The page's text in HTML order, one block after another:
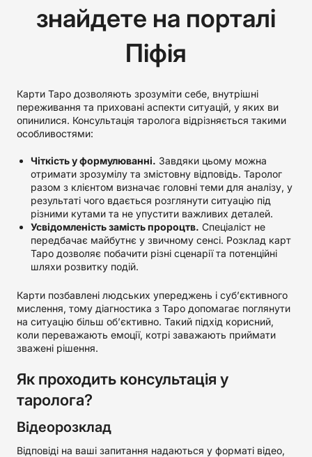
знайдете на порталі
Піфія
Карти Таро дозволяють зрозуміти себе, внутрішні
переживання та приховані аспекти ситуацій, у яких ви
опинилися. Консультація таролога відрізняється такими
особливостями:
Чіткість у формулюванні. Завдяки цьому можна
отримати зрозумілу та змістовну відповідь. Таролог
разом з клієнтом визначає головні теми для аналізу, у
результаті чого вдається розглянути ситуацію під
різними кутами та не упустити важливих деталей.
Усвідомленість замість пророцтв. Спеціаліст не
передбачає майбутнє у звичному сенсі. Розклад карт
Таро дозволяє побачити різні сценарії та потенційні
шляхи розвитку подій.
Карти позбавлені людських упереджень і суб’єктивного
мислення, тому діагностика з Таро допомагає поглянути
на ситуацію більш об’єктивно. Такий підхід корисний,
коли переважають емоції, котрі заважають приймати
зважені рішення.
Як проходить консультація у
таролога?
Відеорозклад
Відповіді на ваші запитання надаються у форматі відео,